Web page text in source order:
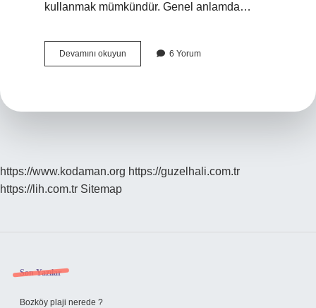
kullanmak mümkündür. Genel anlamda…
Devamını okuyun
Malzeme
6 Yorum
https://www.kodaman.org https://guzelhali.com.tr
https://lih.com.tr Sitemap
Sidebar
Son Yazılar
Bozköy plaji nerede ?